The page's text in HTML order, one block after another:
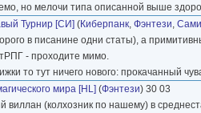
но мелочи типа описанной выше
Турнир [СИ] (Киберпанк, Фэнтези,
в писанине одни статы), а
- проходите мимо.
то тут ничего нового: прокачанный
мира [HL] (Фэнтези) 30 03
виллан (колхозник по нашему) в